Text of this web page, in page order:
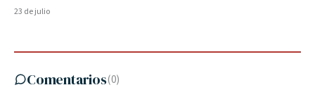
23 de julio
Comentarios(0)